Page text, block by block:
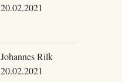
20.02.2021
Johannes Rilk
20.02.2021